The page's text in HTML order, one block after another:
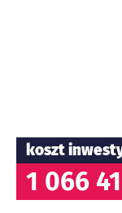
koszt
1 066